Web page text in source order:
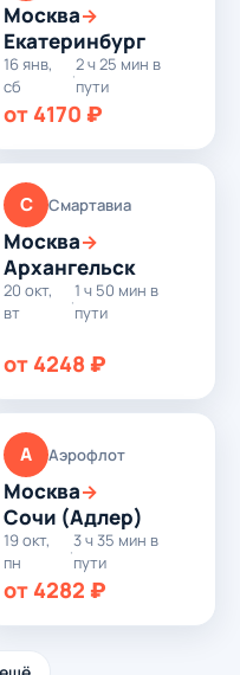
Москва→
Екатеринбург
16 янв,
сб
·
2 ч 25 мин в
пути
от 4170 ₽
С Смартавиа
Москва→
Архангельск
20 окт,
вт
·
1 ч 50 мин в
пути
от 4248 ₽
А Аэрофлот
Москва→
Сочи (Адлер)
19 окт,
пн
·
3 ч 35 мин в
пути
от 4282 ₽